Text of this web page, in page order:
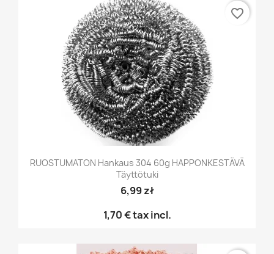
RUOSTUMATON Hankaus 304 60g HAPPONKESTÄVÄ
Täyttötuki
6,99 zł
1,70 €tax incl.
favorite_border